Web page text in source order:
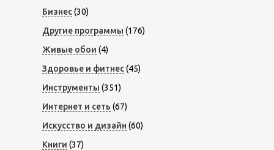
Бизнес(30)
Другие программы (176)
Живые обои (4)
Здоровье и фитнес(45)
Инструменты (351)
Интернет и сеть (67)
Искусство и дизайн (60)
Книги (37)